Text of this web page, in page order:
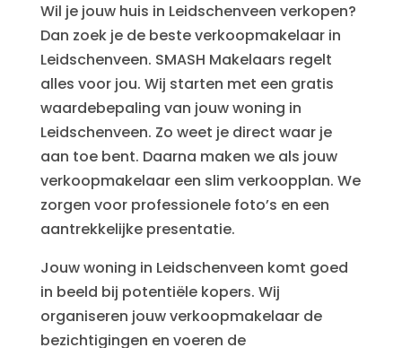
Wil je jouw huis in Leidschenveen verkopen?
Dan zoek je de beste verkoopmakelaar in
Leidschenveen. SMASH Makelaars regelt
alles voor jou. Wij starten met een gratis
waardebepaling van jouw woning in
Leidschenveen. Zo weet je direct waar je
aan toe bent. Daarna maken we als jouw
verkoopmakelaar een slim verkoopplan. We
zorgen voor professionele foto’s en een
aantrekkelijke presentatie.
Jouw woning in Leidschenveen komt goed
in beeld bij potentiële kopers. Wij
organiseren jouw verkoopmakelaar de
bezichtigingen en voeren de